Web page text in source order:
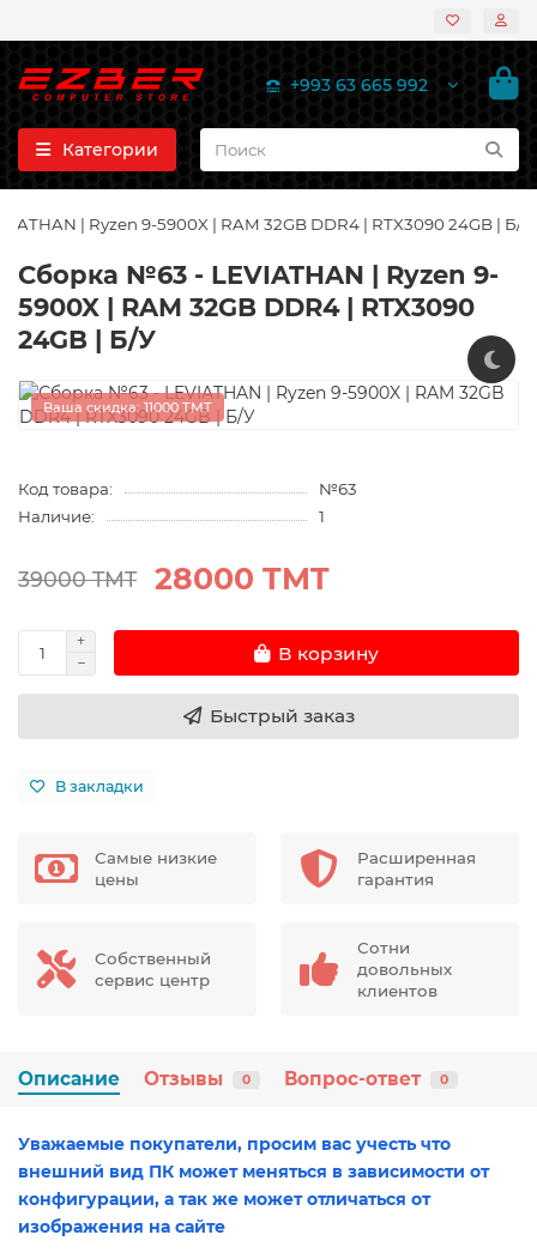
+993 63 665 992
Категории
| Ryzen 9-5900X | RAM 32GB DDR4 | RTX3090 24GB | Б/У
Сборка №63 - LEVIATHAN | Ryzen 9-
5900X | RAM 32GB DDR4 | RTX3090
24GB | Б/У
Ваша скидка: 11000 TMT
Код товара:
№63
Наличие:
1
39000 TMT 28000 TMT
В корзину
Быстрый заказ
В закладки
Самые низкие
цены
Расширенная
гарантия
Собственный
сервис центр
Сотни
довольных
клиентов
Описание Отзывы 0 Вопрос-ответ 0
Уважаемые покупатели, просим вас учесть что
внешний вид ПК может меняться в зависимости от
конфигурации, а так же может отличаться от
изображения на сайте